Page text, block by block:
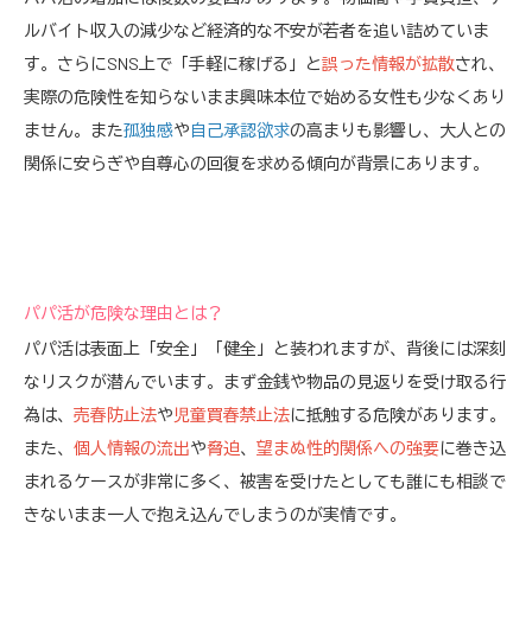
ルバイト収入の減少など経済的な不安が若者を追い詰めていま
す。さらにSNS上で「手軽に稼げる」と誤った情報が拡散され、
実際の危険性を知らないまま興味本位で始める女性も少なくあり
ません。また孤独感や自己承認欲求の高まりも影響し、大人との
関係に安らぎや自尊心の回復を求める傾向が背景にあります。
パパ活が危険な理由とは？
パパ活は表面上「安全」「健全」と装われますが、背後には深刻
なリスクが潜んでいます。まず金銭や物品の見返りを受け取る行
為は、 売春防止法や児童買春禁止法に抵触する危険があります。
また、 個人情報の流出や脅迫、 望まぬ性的関係への強要に巻き込
まれるケースが非常に多く、被害を受けたとしても誰にも相談で
きないまま一人で抱え込んでしまうのが実情です。